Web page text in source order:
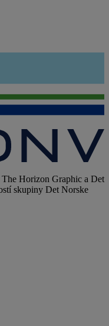
Horizon Graphic a Det
skupiny Det Norske